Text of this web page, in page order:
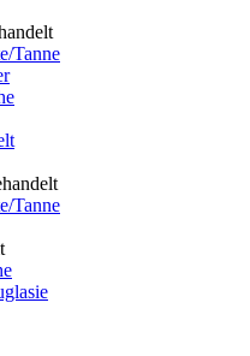
Tanne
Tanne